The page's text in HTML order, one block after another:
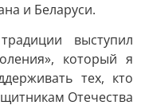
и Беларуси.
выступил
который я
тех, кто
Отечества